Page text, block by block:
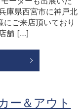
庫県西宮市に神戸北
ご来店頂いており
舗 […]
ー＆アウト